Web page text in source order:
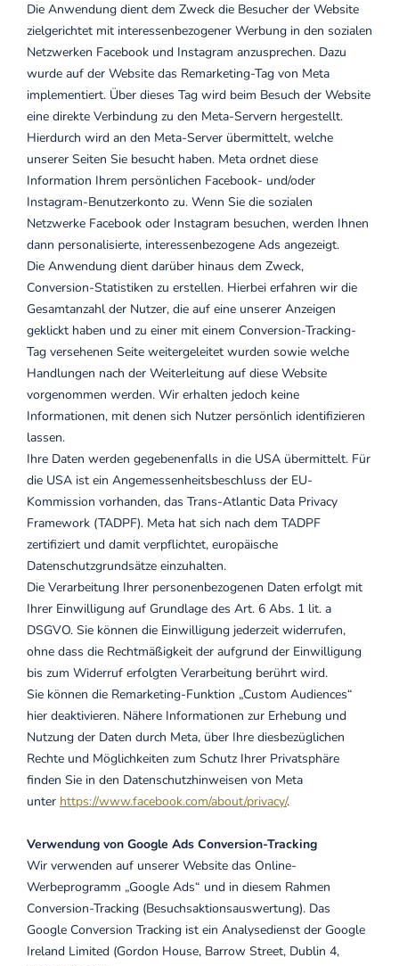
Die Anwendung dient dem Zweck die Besucher der Website
zielgerichtet mit interessenbezogener Werbung in den sozialen
Netzwerken Facebook und Instagram anzusprechen. Dazu
wurde auf der Website das Remarketing-Tag von Meta
implementiert. Über dieses Tag wird beim Besuch der Website
eine direkte Verbindung zu den Meta-Servern hergestellt.
Hierdurch wird an den Meta-Server übermittelt, welche
unserer Seiten Sie besucht haben. Meta ordnet diese
Information Ihrem persönlichen Facebook- und/oder
Instagram-Benutzerkonto zu. Wenn Sie die sozialen
Netzwerke Facebook oder Instagram besuchen, werden Ihnen
dann personalisierte, interessenbezogene Ads angezeigt.
Die Anwendung dient darüber hinaus dem Zweck,
Conversion-Statistiken zu erstellen. Hierbei erfahren wir die
Gesamtanzahl der Nutzer, die auf eine unserer Anzeigen
geklickt haben und zu einer mit einem Conversion-Tracking-
Tag versehenen Seite weitergeleitet wurden sowie welche
Handlungen nach der Weiterleitung auf diese Website
vorgenommen werden. Wir erhalten jedoch keine
Informationen, mit denen sich Nutzer persönlich identifizieren
lassen.
Ihre Daten werden gegebenenfalls in die USA übermittelt. Für
die USA ist ein Angemessenheitsbeschluss der EU-
Kommission vorhanden, das Trans-Atlantic Data Privacy
Framework (TADPF). Meta hat sich nach dem TADPF
zertifiziert und damit verpflichtet, europäische
Datenschutzgrundsätze einzuhalten.
Die Verarbeitung Ihrer personenbezogenen Daten erfolgt mit
Ihrer Einwilligung auf Grundlage des Art. 6 Abs. 1 lit. a
DSGVO. Sie können die Einwilligung jederzeit widerrufen,
ohne dass die Rechtmäßigkeit der aufgrund der Einwilligung
bis zum Widerruf erfolgten Verarbeitung berührt wird.
Sie können die Remarketing-Funktion „Custom Audiences“
hier deaktivieren. Nähere Informationen zur Erhebung und
Nutzung der Daten durch Meta, über Ihre diesbezüglichen
Rechte und Möglichkeiten zum Schutz Ihrer Privatsphäre
finden Sie in den Datenschutzhinweisen von Meta
unter https://www.facebook.com/about/privacy/.
Verwendung von Google Ads Conversion-Tracking
Wir verwenden auf unserer Website das Online-
Werbeprogramm „Google Ads“ und in diesem Rahmen
Conversion-Tracking (Besuchsaktionsauswertung). Das
Google Conversion Tracking ist ein Analysedienst der Google
Ireland Limited (Gordon House, Barrow Street, Dublin 4,